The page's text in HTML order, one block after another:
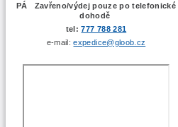
PÁ Zavřeno/výdej pouze po telefonické
dohodě
tel:777 788 281
e-mail:expedice@gloob.cz